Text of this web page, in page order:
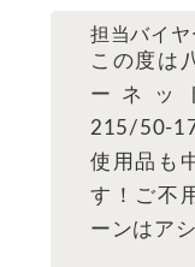
担当バイヤ
この度は
ーネッ
215/50-
使用品も
す！ご不
ーンはア